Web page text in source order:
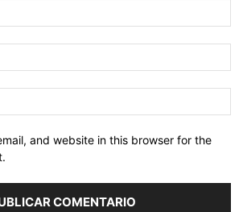
and website in this browser for the